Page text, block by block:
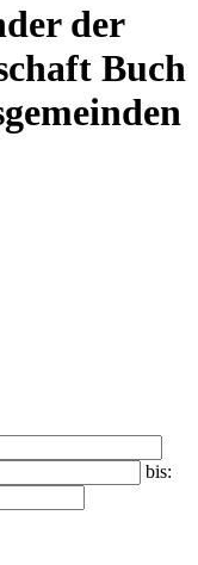
der
Buch
bis: